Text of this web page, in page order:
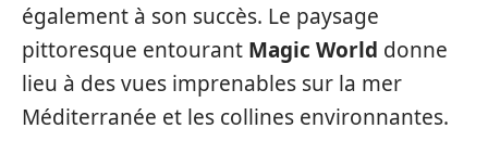
également à son succès. Le paysage
pittoresque entourant Magic World donne
lieu à des vues imprenables sur la mer
Méditerranée et les collines environnantes.